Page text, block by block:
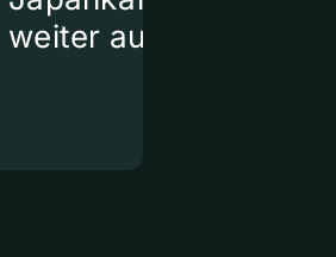
weiter aus